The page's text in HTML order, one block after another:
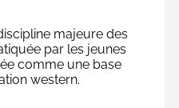
majeure des
par les jeunes
comme une base
western.